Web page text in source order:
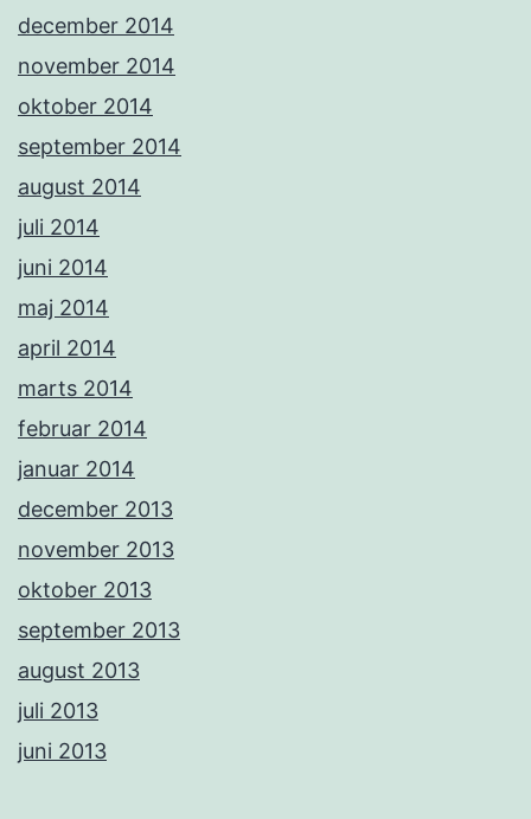
december 2014
november 2014
oktober 2014
september 2014
august 2014
juli 2014
juni 2014
maj 2014
april 2014
marts 2014
februar 2014
januar 2014
december 2013
november 2013
oktober 2013
september 2013
august 2013
juli 2013
juni 2013